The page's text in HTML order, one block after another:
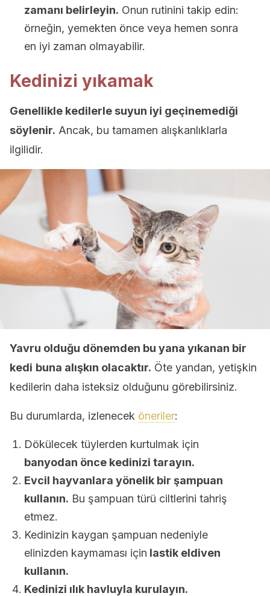
zamanı belirleyin. Onun rutinini takip edin:
örneğin, yemekten önce veya hemen sonra
en iyi zaman olmayabilir.
Kedinizi yıkamak
Genellikle kedilerle suyun iyi geçinemediği
söylenir. Ancak, bu tamamen alışkanlıklarla
ilgilidir.
Yavru olduğu dönemden bu yana yıkanan bir
kedi buna alışkın olacaktır. Öte yandan, yetişkin
kedilerin daha isteksiz olduğunu görebilirsiniz.
Bu durumlarda, izlenecek öneriler:
Dökülecek tüylerden kurtulmak için
banyodan önce kedinizi tarayın.
Evcil hayvanlara yönelik bir şampuan
kullanın. Bu şampuan türü ciltlerini tahriş
etmez.
Kedinizin kaygan şampuan nedeniyle
elinizden kaymaması için lastik eldiven
kullanın.
Kedinizi ılık havluyla kurulayın.